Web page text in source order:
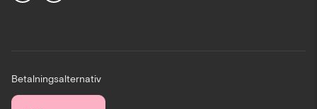
Betalningsalternativ